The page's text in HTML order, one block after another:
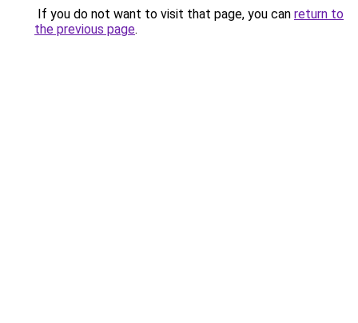
If you do not want to visit that page, you can return to
the previous page.